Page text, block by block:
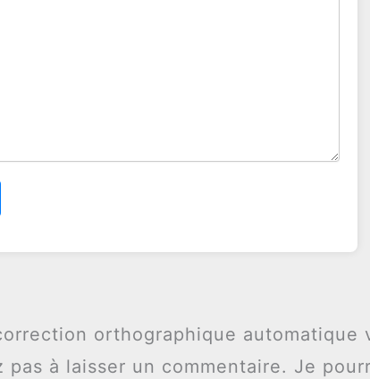
orthographique automatique
à laisser un commentaire. Je